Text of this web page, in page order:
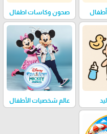
صحون وكاسات اطفال
عالم شخصيات الأطفال